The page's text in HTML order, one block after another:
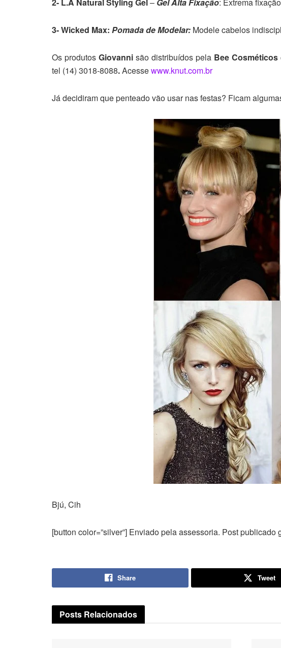
2- L.A Natural Styling Gel– Gel Alta Fixação: Extrema
3- Wicked Max: Pomada de Modelar: Modele cabelos
Os produtos Giovanni são distribuídos pela Bee Cosméticos
tel (14) 3018-8088.Acessewww.knut.com.br
Já decidiram que penteado vão usar nas festas? Ficam
Bjú, Cih
[button color=”silver”] Enviado pela assessoria. Post publicado
Share Tweet
Posts Relacionados